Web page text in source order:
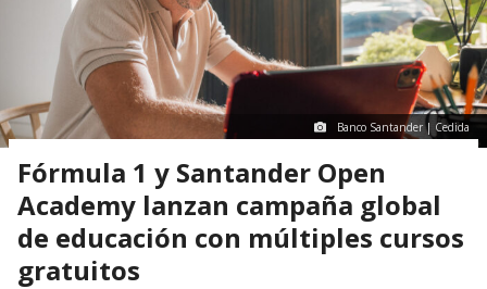
Banco Santander | Cedida
Fórmula 1 y Santander Open
Academy lanzan campaña global
de educación con múltiples cursos
gratuitos